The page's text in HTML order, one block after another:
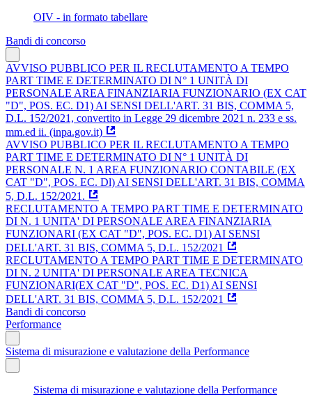
OIV - in formato tabellare
Bandi di concorso
AVVISO PUBBLICO PER IL RECLUTAMENTO A TEMPO
PART TIME E DETERMINATO DI N° 1 UNITÀ DI
PERSONALE AREA FINANZIARIA FUNZIONARIO (EX CAT
"D", POS. EC. D1) AI SENSI DELL'ART. 31 BIS, COMMA 5,
D.L. 152/2021, convertito in Legge 29 dicembre 2021 n. 233 e ss.
mm.ed ii. (inpa.gov.it)
AVVISO PUBBLICO PER IL RECLUTAMENTO A TEMPO
PART TIME E DETERMINATO DI N° 1 UNITÀ DI
PERSONALE N. 1 AREA FUNZIONARIO CONTABILE (EX
CAT "D", POS. EC. Dl) AI SENSI DELL'ART. 31 BIS, COMMA
5, D.L. 152/2021.
RECLUTAMENTO A TEMPO PART TIME E DETERMINATO
DI N. 1 UNITA' DI PERSONALE AREA FINANZIARIA
FUNZIONARI (EX CAT "D", POS. EC. D1) AI SENSI
DELL'ART. 31 BIS, COMMA 5, D.L. 152/2021
RECLUTAMENTO A TEMPO PART TIME E DETERMINATO
DI N. 2 UNITA' DI PERSONALE AREA TECNICA
FUNZIONARI(EX CAT "D", POS. EC. D1) AI SENSI
DELL'ART. 31 BIS, COMMA 5, D.L. 152/2021
Bandi di concorso
Performance
Sistema di misurazione e valutazione della Performance
Sistema di misurazione e valutazione della Performance